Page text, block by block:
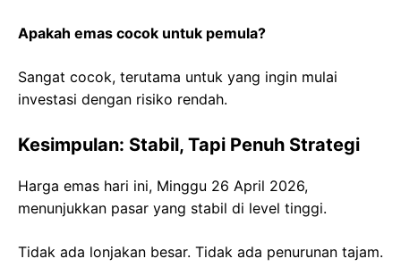
Apakah emas cocok untuk pemula?
Sangat cocok, terutama untuk yang ingin mulai
investasi dengan risiko rendah.
Kesimpulan: Stabil, Tapi Penuh Strategi
Harga emas hari ini, Minggu 26 April 2026,
menunjukkan pasar yang stabil di level tinggi.
Tidak ada lonjakan besar. Tidak ada penurunan tajam.